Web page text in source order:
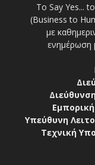
Το Say Yes...
(Business to
με
ενημέρωση
Υπεύθυνη
Τεχνική